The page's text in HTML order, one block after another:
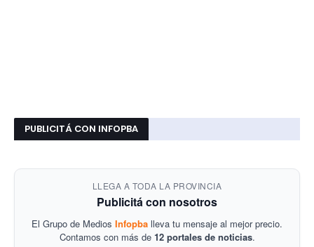
PUBLICITÁ CON INFOPBA
LLEGA A TODA LA PROVINCIA
Publicitá con nosotros
El Grupo de Medios Infopba lleva tu mensaje al mejor precio.
Contamos con más de 12 portales de noticias.